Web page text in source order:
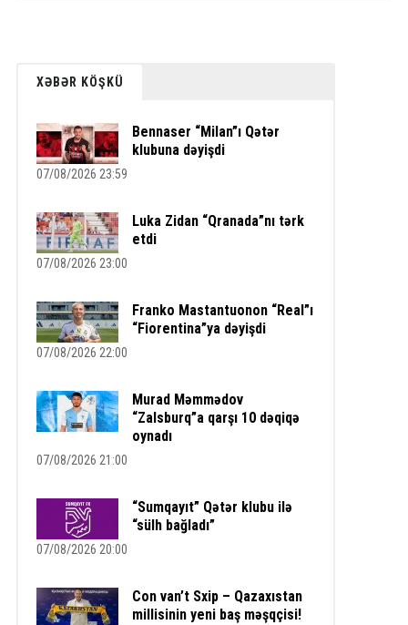
XƏBƏR KÖŞKÜ
Bennaser “Milan”ı Qətər
klubuna dəyişdi
07/08/2026 23:59
Luka Zidan “Qranada”nı tərk
etdi
07/08/2026 23:00
Franko Mastantuonon “Real”ı
“Fiorentina”ya dəyişdi
07/08/2026 22:00
Murad Məmmədov
“Zalsburq”a qarşı 10 dəqiqə
oynadı
07/08/2026 21:00
“Sumqayıt” Qətər klubu ilə
“sülh bağladı”
07/08/2026 20:00
Con van’t Sxip – Qazaxıstan
millisinin yeni baş məşqçisi!